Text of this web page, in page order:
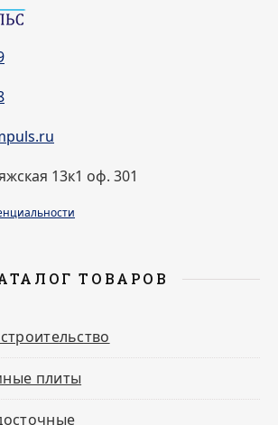
13к1 оф. 301
ТОВАРОВ
плиты